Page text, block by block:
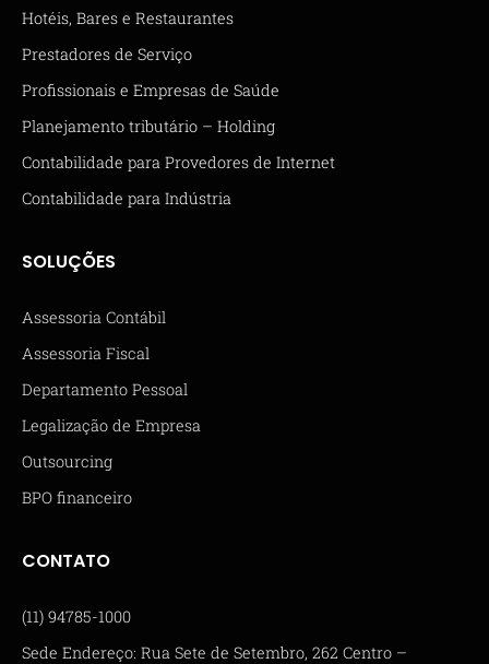
Hotéis, Bares e Restaurantes
Prestadores de Serviço
Profissionais e Empresas de Saúde
Planejamento tributário – Holding
Contabilidade para Provedores de Internet
Contabilidade para Indústria
SOLUÇÕES
Assessoria Contábil
Assessoria Fiscal
Departamento Pessoal
Legalização de Empresa
Outsourcing
BPO financeiro
CONTATO
(11) 94785-1000
Sede Endereço: Rua Sete de Setembro, 262 Centro –